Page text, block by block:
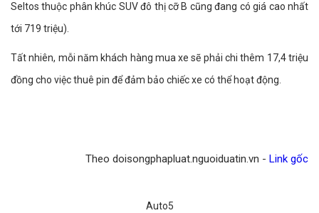
Seltos thuộc phân khúc SUV đô thị cỡ B cũng đang có giá cao nhất
tới 719 triệu).
Tất nhiên, mỗi năm khách hàng mua xe sẽ phải chi thêm 17,4 triệu
đồng cho việc thuê pin để đảm bảo chiếc xe có thể hoạt động.
Theo doisongphapluat.nguoiduatin.vn - Link gốc
Auto5